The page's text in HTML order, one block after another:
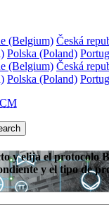
(Belgium) Česká
Polska (Poland)
(Belgium) Česká
Polska (Poland)
y elija el protocolo
y el tipo de